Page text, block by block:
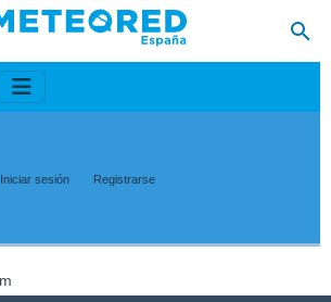
Iniciar sesión Registrarse